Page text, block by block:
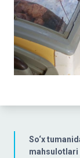
So‘x